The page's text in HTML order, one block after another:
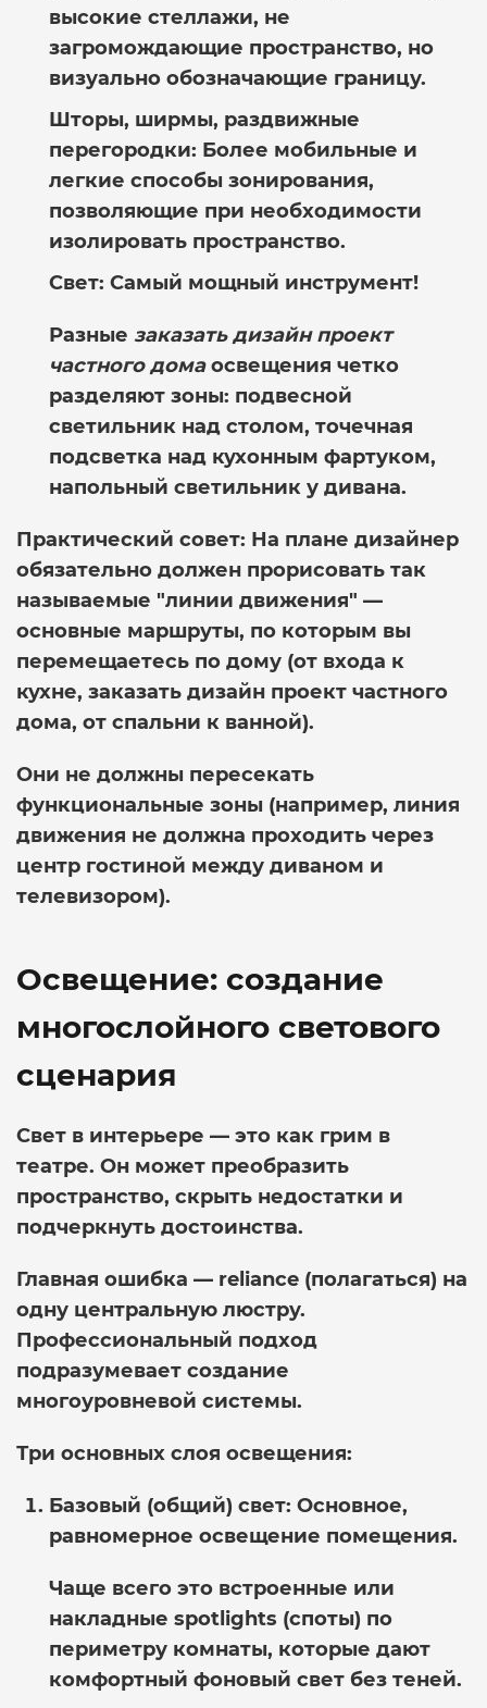
высокие стеллажи, не
загромождающие пространство, но
визуально обозначающие границу.
Шторы, ширмы, раздвижные
перегородки: Более мобильные и
легкие способы зонирования,
позволяющие при необходимости
изолировать пространство.
Свет: Самый мощный инструмент!
Разные заказать дизайн проект
частного домаосвещения четко
разделяют зоны: подвесной
светильник над столом, точечная
подсветка над кухонным фартуком,
напольный светильник у дивана.
Практический совет: На плане дизайнер
обязательно должен прорисовать так
называемые "линии движения" —
основные маршруты, по которым вы
перемещаетесь по дому (от входа к
кухне, заказать дизайн проект частного
дома, от спальни к ванной).
Они не должны пересекать
функциональные зоны (например, линия
движения не должна проходить через
центр гостиной между диваном и
телевизором).
Освещение: создание
многослойного светового
сценария
Свет в интерьере — это как грим в
театре. Он может преобразить
пространство, скрыть недостатки и
подчеркнуть достоинства.
Главная ошибка — reliance (полагаться) на
одну центральную люстру.
Профессиональный подход
подразумевает создание
многоуровневой системы.
Три основных слоя освещения:
Базовый (общий) свет: Основное,
равномерное освещение помещения.
Чаще всего это встроенные или
накладные spotlights (споты) по
периметру комнаты, которые дают
комфортный фоновый свет без теней.